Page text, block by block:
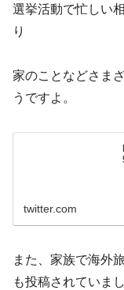
選挙活動で忙しい
り
家のことなどさま
うですよ。
twitter.com
また、家族で海外
も投稿されていま